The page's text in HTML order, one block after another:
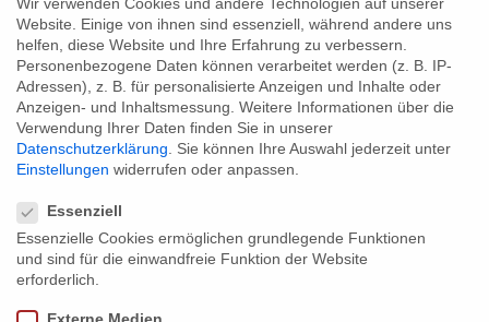
May 22nd
Happy Birthday Richard Wagner: Free
download of „Wagner Files – The App“
on May 22nd
Website. Einige von ihnen sind essenziell, während andere uns
helfen, diese Website und Ihre Erfahrung zu verbessern.
Personenbezogene Daten können verarbeitet werden (z. B. IP-
Adressen), z. B. für personalisierte Anzeigen und Inhalte oder
Anzeigen- und Inhaltsmessung. Weitere Informationen über die
Verwendung Ihrer Daten finden Sie in unserer
Datenschutzerklärung
Sie können Ihre Auswahl jederzeit unter
Einstellungen widerrufen oder anpassen.
Essenziell
Essenzielle Cookies ermöglichen grundlegende Funktionen
und sind für die einwandfreie Funktion der Website
erforderlich.